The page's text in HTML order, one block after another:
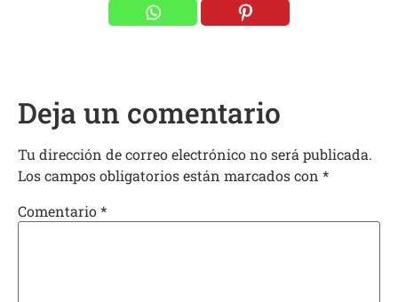
Deja un comentario
Tu dirección de correo electrónico no será publicada.
Los campos obligatorios están marcados con *
Comentario*